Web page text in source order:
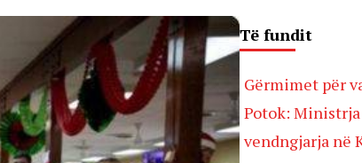
Të fundit
Gërmimet për
Potok:
vendngjarja në